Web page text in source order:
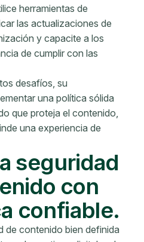
herramientas de
las actualizaciones de
y capacite a los
de cumplir con las
desafíos, su
una política sólida
que proteja el contenido,
una experiencia de
seguridad
con
confiable.
de contenido bien definida